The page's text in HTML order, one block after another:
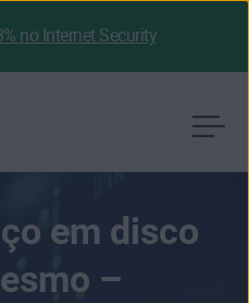
no Internet Security
em disco
–